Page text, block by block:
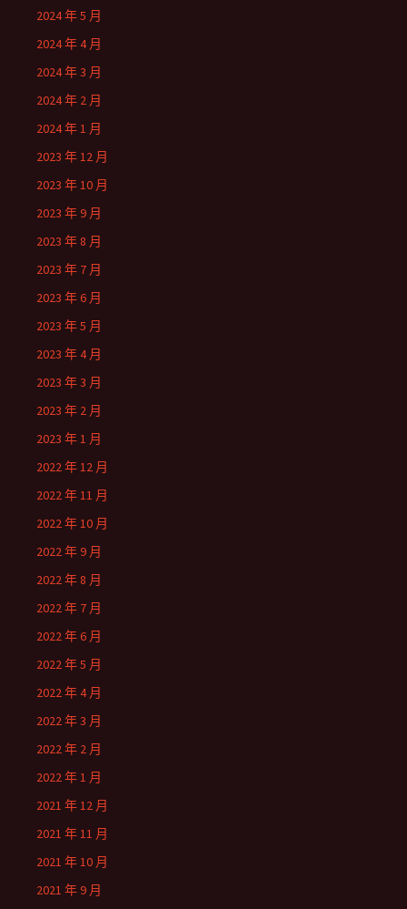
2024 年 5 月
2024 年 4 月
2024 年 3 月
2024 年 2 月
2024 年 1 月
2023 年 12 月
2023 年 10 月
2023 年 9 月
2023 年 8 月
2023 年 7 月
2023 年 6 月
2023 年 5 月
2023 年 4 月
2023 年 3 月
2023 年 2 月
2023 年 1 月
2022 年 12 月
2022 年 11 月
2022 年 10 月
2022 年 9 月
2022 年 8 月
2022 年 7 月
2022 年 6 月
2022 年 5 月
2022 年 4 月
2022 年 3 月
2022 年 2 月
2022 年 1 月
2021 年 12 月
2021 年 11 月
2021 年 10 月
2021 年 9 月